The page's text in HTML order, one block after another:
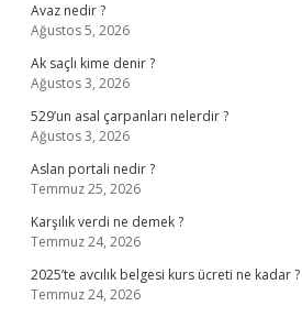
Avaz nedir ?
Ağustos 5, 2026
Ak saçlı kime denir ?
Ağustos 3, 2026
529’un asal çarpanları nelerdir ?
Ağustos 3, 2026
Aslan portali nedir ?
Temmuz 25, 2026
Karşılık verdi ne demek ?
Temmuz 24, 2026
2025’te avcılık belgesi kurs ücreti ne kadar ?
Temmuz 24, 2026